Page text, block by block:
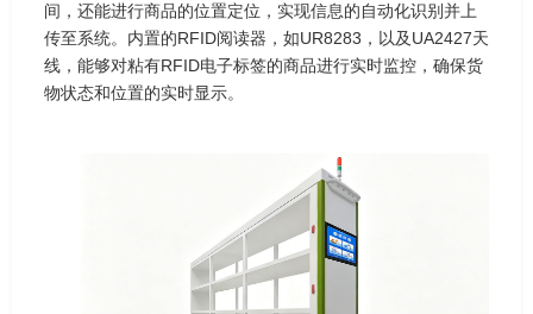
间，还能进行商品的位置定位，实现信息的自动化识别并上
传至系统。内置的RFID阅读器，如UR8283，以及UA2427天
线，能够对粘有RFID电子标签的商品进行实时监控，确保货
物状态和位置的实时显示。